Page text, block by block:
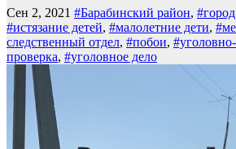
Сен 2, 2021 #Барабинский район,
#истязание детей, #малолетние дети,
следственный отдел, #побои,
проверка, #уголовное дело